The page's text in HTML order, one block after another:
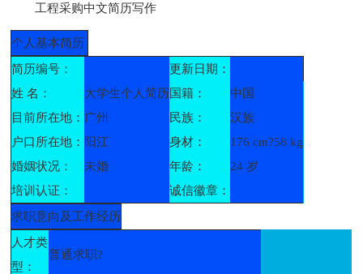
工程采购中文简历写作
个人基本简历
简历编号：
更新日期：
姓 名：
大学生个人简历国籍：
中国
目前所在地： 广州 民族：
汉族
户口所在地： 阳江 身材：
176 cm?58 kg
婚姻状况：
未婚 年龄：
24 岁
培训认证：
诚信徽章：
求职意向及工作经历
人才类
型：
普通求职?